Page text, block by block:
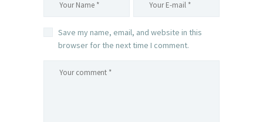
Save my name, email, and website in this
browser for the next time I comment.